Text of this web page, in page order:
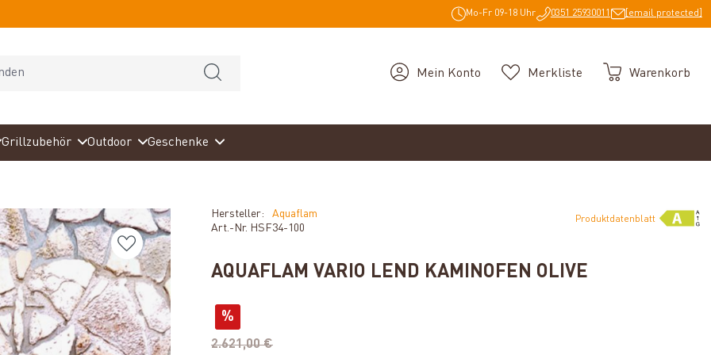
Mo-Fr 09-18 Uhr 0351 25930011 [email protected]
Mein Konto Merkliste Warenkorb
Grillzubehör Outdoor Geschenke
Hersteller:
Aquaflam
Art.-Nr. HSF34-100
Produktdatenblatt
AQUAFLAM VARIO LEND KAMINOFEN OLIVE
%
2.621,00 €